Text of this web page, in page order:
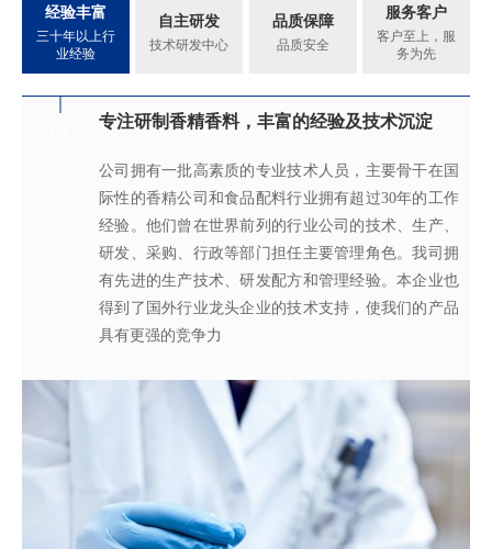
经验丰富
三十年以上行
业经验
自主研发
技术研发中心
品质保障
品质安全
服务客户
客户至上，服
务为先
专注研制香精香料，丰富的经验及技术沉淀
公司拥有一批高素质的专业技术人员，主要骨干在国
际性的香精公司和食品配料行业拥有超过30年的工作
经验。他们曾在世界前列的行业公司的技术、生产、
研发、采购、行政等部门担任主要管理角色。我司拥
有先进的生产技术、研发配方和管理经验。本企业也
得到了国外行业龙头企业的技术支持，使我们的产品
具有更强的竞争力
满足客户不同的调香需求
拥有独立的香精香料技术研发实验室和生产车间，可
为客户提供适合、满意，高性价比的高品质香精。
完善的质量管理体系
从2005年起，公司就建立了国际认可的ISO9001：
2015质量管理体系及ISO22000：2018 食品安全管理体
系，为所有产品质量稳定性及食用安全性保驾护航。
真心酿香味 芬芳传五洲
轩宇的应用及技术服务中心，汇聚了多位优秀的技术
工程师从事香精香料在各类产品中的开发应用，能高
效地针对客户需求打造不同产品，满 足客户对提高其
产品质量以及缩短交货期的需求。